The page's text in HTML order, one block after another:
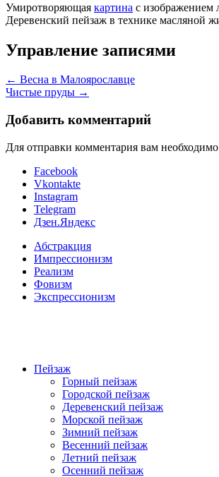
Умиротворяющая картина с изображением
Деревенский пейзаж в технике масляной
Управление записями
← Весна в Малоярославце
Чистые пруды →
Добавить комментарий
Для отправки комментария вам необходимо
Facebook
Vkontakte
Instagram
Telegram
Дзен.Яндекс
Абстракция
Импрессионизм
Реализм
Фовизм
Экспрессионизм
Пейзаж
Горный пейзаж
Городской пейзаж
Деревенский пейзаж
Морской пейзаж
Зимний пейзаж
Весенний пейзаж
Летний пейзаж
Осенний пейзаж